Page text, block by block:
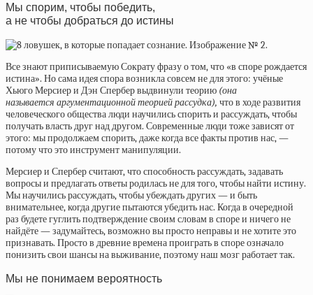
Мы спорим, чтобы победить,
а не чтобы добраться до истины
Все знают приписываемую Сократу фразу о том, что «в споре рождается
истина». Но сама идея спора возникла совсем не для этого: учёные
Хьюго Мерсиер и Дэн Спербер выдвинули теорию (она
называется аргументационной теорией рассудка), что в ходе развития
человеческого общества люди научились спорить и рассуждать, чтобы
получать власть друг над другом. Современные люди тоже зависят от
этого: мы продолжаем спорить, даже когда все факты против нас, —
потому что это инструмент манипуляции.
Мерсиер и Спербер считают, что способность рассуждать, задавать
вопросы и предлагать ответы родилась не для того, чтобы найти истину.
Мы научились рассуждать, чтобы убеждать других — и быть
внимательнее, когда другие пытаются убедить нас. Когда в очередной
раз будете гуглить подтверждение своим словам в споре и ничего не
найдёте — задумайтесь, возможно вы просто неправы и не хотите это
признавать. Просто в древние времена проиграть в споре означало
понизить свои шансы на выживание, поэтому наш мозг работает так.
Мы не понимаем вероятность